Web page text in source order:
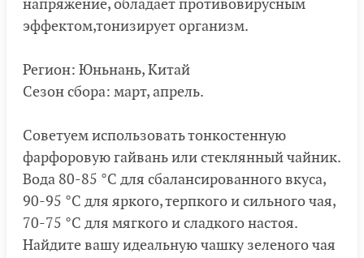
напряжение, обладает противовирусным
эффектом,тонизирует организм.
Регион: Юньнань, Китай
Сезон сбора: март, апрель.
Советуем использовать тонкостенную
фарфоровую гайвань или стеклянный чайник.
Вода 80-85 °С для сбалансированного вкуса,
90-95 °С для яркого, терпкого и сильного чая,
70-75 °С для мягкого и сладкого настоя.
Найдите вашу идеальную чашку зеленого чая